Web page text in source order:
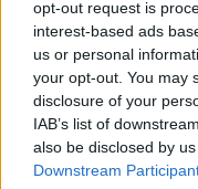
opt-out request is
interest-based ads
us or personal
your opt-out. You may
disclosure of your
IAB’s list of
also be disclosed by
Downstream
Sor-riso amaro
Fine anno al ristorante
La festa di Capodanno
Natale 2024
Re e regnanti
A noi interessa il dito
Come rubare allo stato
Una performance